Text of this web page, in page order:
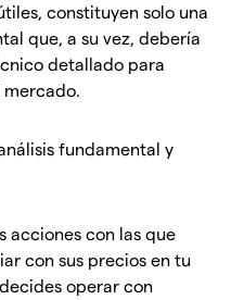
constituyen solo una
que, a su vez, debería
detallado para
fundamental y
acciones con las que
con sus precios en tu
operar con